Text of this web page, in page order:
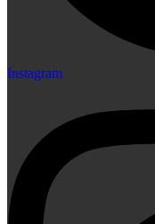
Instagram